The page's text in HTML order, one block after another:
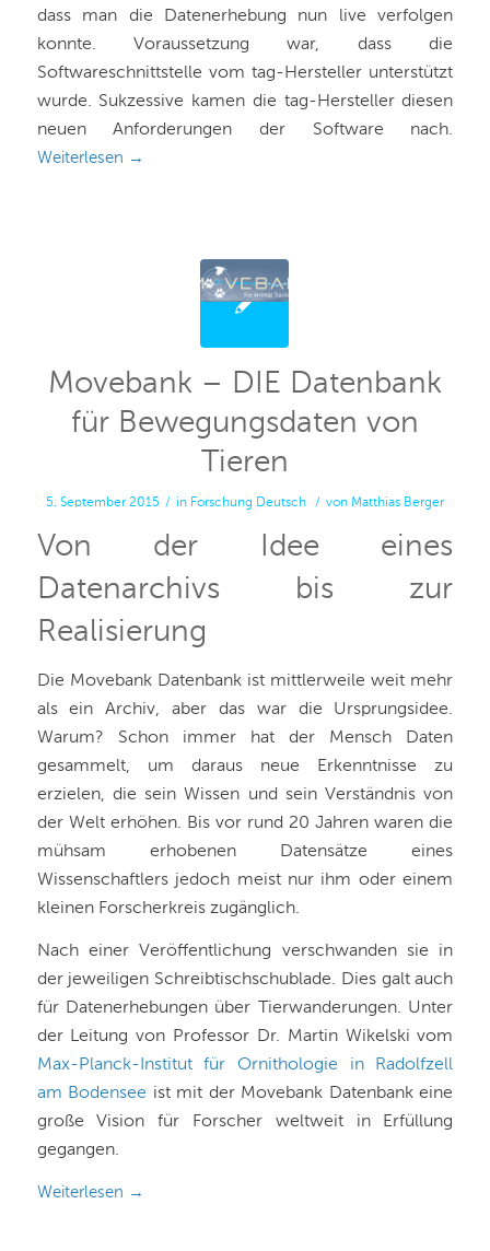
dass man die Datenerhebung nun live verfolgen
konnte. Voraussetzung war, dass die
Softwareschnittstelle vom tag-Hersteller unterstützt
wurde. Sukzessive kamen die tag-Hersteller diesen
neuen Anforderungen der Software nach.
Weiterlesen →
Movebank – DIE Datenbank
für Bewegungsdaten von
Tieren
5. September 2015 / in Forschung Deutsch / von Matthias Berger
Von der Idee eines
Datenarchivs bis zur
Realisierung
Die Movebank Datenbank ist mittlerweile weit mehr
als ein Archiv, aber das war die Ursprungsidee.
Warum? Schon immer hat der Mensch Daten
gesammelt, um daraus neue Erkenntnisse zu
erzielen, die sein Wissen und sein Verständnis von
der Welt erhöhen. Bis vor rund 20 Jahren waren die
mühsam erhobenen Datensätze eines
Wissenschaftlers jedoch meist nur ihm oder einem
kleinen Forscherkreis zugänglich.
Nach einer Veröffentlichung verschwanden sie in
der jeweiligen Schreibtischschublade. Dies galt auch
für Datenerhebungen über Tierwanderungen. Unter
der Leitung von Professor Dr. Martin Wikelski vom
Max-Planck-Institut für Ornithologie in Radolfzell
am Bodensee ist mit der Movebank Datenbank eine
große Vision für Forscher weltweit in Erfüllung
gegangen.
Weiterlesen →